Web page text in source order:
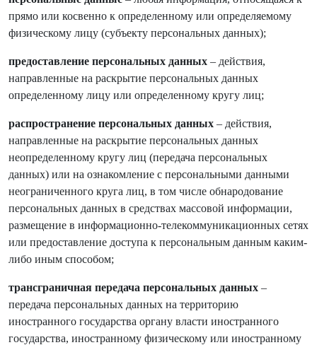
прямо или косвенно к определенному или определяемому
физическому лицу (субъекту персональных данных);
предоставление персональных данных – действия,
направленные на раскрытие персональных данных
определенному лицу или определенному кругу лиц;
распространение персональных данных – действия,
направленные на раскрытие персональных данных
неопределенному кругу лиц (передача персональных
данных) или на ознакомление с персональными данными
неограниченного круга лиц, в том числе обнародование
персональных данных в средствах массовой информации,
размещение в информационно-телекоммуникационных сетях
или предоставление доступа к персональным данным каким-
либо иным способом;
трансграничная передача персональных данных –
передача персональных данных на территорию
иностранного государства органу власти иностранного
государства, иностранному физическому или иностранному